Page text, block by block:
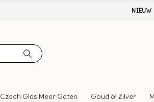
NIEUW
Czech Glas Meer Gaten Goud & Zilver